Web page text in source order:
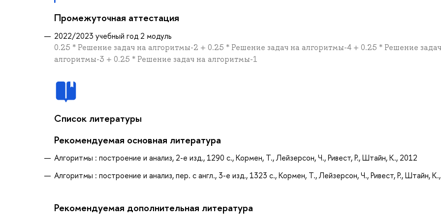
Промежуточная аттестация
2022/2023 учебный год 2 модуль
0.25 * Решение задач на алгоритмы-2 + 0.25 * Решение задач на алгоритмы-4 + 0.25 * Решение
алгоритмы-3 + 0.25 * Решение задач на алгоритмы-1
Список литературы
Рекомендуемая основная литература
Алгоритмы : построение и анализ, 2-е изд., 1290 с., Кормен, Т., Лейзерсон, Ч., Ривест, Р., Штайн, К., 2012
Алгоритмы : построение и анализ, пер. с англ., 3-е изд., 1323 с., Кормен, Т., Лейзерсон, Ч., Ривест, Р., Штайн,
Рекомендуемая дополнительная литература